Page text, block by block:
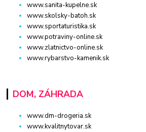
www.sanita-kupelne.sk
www.skolsky-batoh.sk
www.sportaturistika.sk
www.potraviny-online.sk
www.zlatnictvo-online.sk
www.rybarstvo-kamenik.sk
DOM, ZÁHRADA
www.dm-drogeria.sk
www.kvalitnytovar.sk